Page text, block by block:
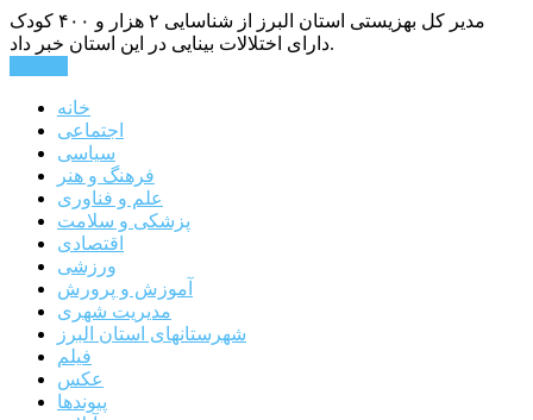
مدیر کل بهزیستی استان البرز از شناسایی ۲ هزار و ۴۰۰ کودک
دارای اختلالات بینایی در این استان خبر داد.
خانه
اجتماعی
سیاسی
فرهنگ و هنر
علم و فناوری
پزشکی و سلامت
اقتصادی
ورزشی
آموزش و پرورش
مدیریت شهری
شهرستانهای استان البرز
فیلم
عکس
پیوندها